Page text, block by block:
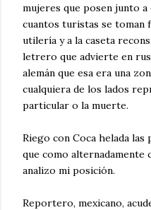
mujeres que posen junto
cuantos turistas se toman
utilería y a la caseta
letrero que advierte en
alemán que esa era una
cualquiera de los lados
particular o la muerte.
Riego con Coca helada las
que como alternadamente
analizo mi posición.
Reportero, mexicano,